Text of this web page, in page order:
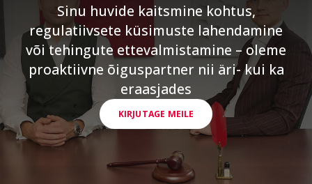
Sinu huvide kaitsmine kohtus,
regulatiivsete küsimuste lahendamine
või tehingute ettevalmistamine – oleme
proaktiivne õiguspartner nii äri- kui ka
eraasjades
KIRJUTAGE MEILE